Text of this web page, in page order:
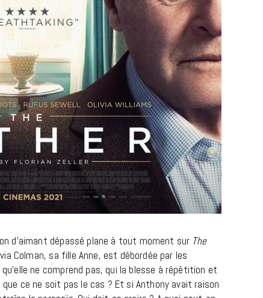
d’aimant dépassé plane à tout moment sur The
Colman, sa fille Anne, est débordée par les
ne comprend pas, qui la blesse à répétition et
que ce ne soit pas le cas ? Et si Anthony avait raison